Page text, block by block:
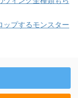
ップするモンスター